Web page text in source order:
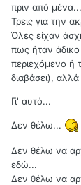
πριν από μένα...
Τρεις για την
Όλες είχαν
πως ήταν άδικο
περιεχόμενο ή
διαβάσει),
Γι' αυτό...
Δεν θέλω...
Δεν θέλω να
εδώ...
Δεν θέλω να